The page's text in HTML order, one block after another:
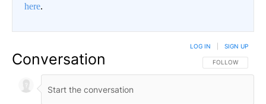
here.
Conversation FOLLOW THIS
FOLLOW
LOG IN SIGN UP